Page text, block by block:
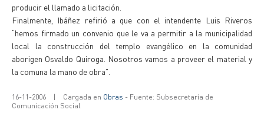
producir el llamado a licitación.
Finalmente, Ibáñez refirió a que con el intendente Luis Riveros
“hemos firmado un convenio que le va a permitir a la municipalidad
local la construcción del templo evangélico en la comunidad
aborigen Osvaldo Quiroga. Nosotros vamos a proveer el material y
la comuna la mano de obra”.
16-11-2006 | Cargada en Obras - Fuente: Subsecretaría de
Comunicación Social